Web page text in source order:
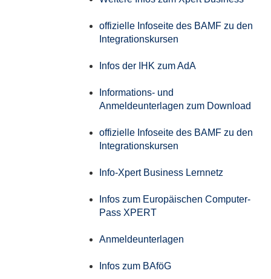
offizielle Infoseite des BAMF zu den
Integrationskursen
Infos der IHK zum AdA
Informations- und
Anmeldeunterlagen zum Download
offizielle Infoseite des BAMF zu den
Integrationskursen
Info-Xpert Business Lernnetz
Infos zum Europäischen Computer-
Pass XPERT
Anmeldeunterlagen
Infos zum BAföG